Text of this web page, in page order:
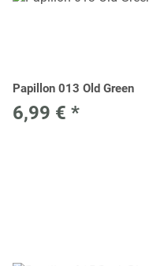
Papillon 013 Old Green
6,99 € *